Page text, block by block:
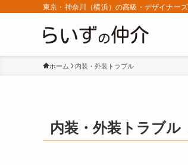
東京・神奈川（横浜）の高級・デザイナー
ホーム 内装・外装トラブル
内装・外装トラブル